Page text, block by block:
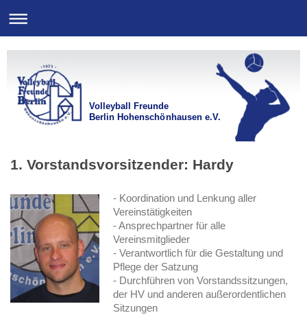
Volleyball Freunde
Berlin Hohenschönhausen e.V.
1. Vorstandsvorsitzender: Hardy
- Koordination und Lenkung aller
Vereinstätigkeiten
- Ansprechpartner für alle
Vereinsmitglieder
- Verantwortlich für die Gestaltung und
Pflege der Satzung
- Durchführen von Vorstandssitzungen,
der HV und anderen außerordentlichen
Sitzungen